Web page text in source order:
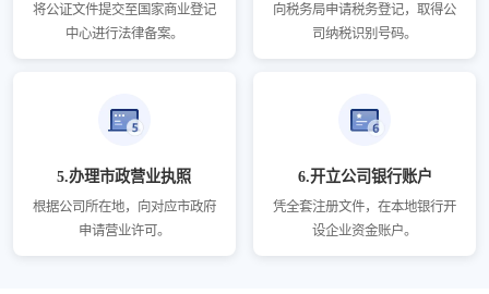
将公证文件提交至国家商业登记
中心进行法律备案。
向税务局申请税务登记，取得公
司纳税识别号码。
5.办理市政营业执照
根据公司所在地，向对应市政府
申请营业许可。
6.开立公司银行账户
凭全套注册文件，在本地银行开
设企业资金账户。